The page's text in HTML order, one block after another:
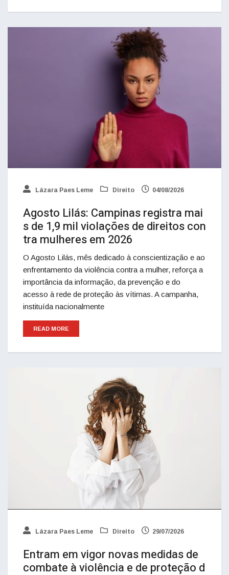
Lázara Paes Leme Direito 04/08/2026
Agosto Lilás: Campinas registra mai
s de 1,9 mil violações de direitos con
tra mulheres em 2026
O Agosto Lilás, mês dedicado à conscientização e ao
enfrentamento da violência contra a mulher, reforça a
importância da informação, da prevenção e do
acesso à rede de proteção às vítimas. A campanha,
instituída nacionalmente
READ MORE
Lázara Paes Leme Direito 29/07/2026
Entram em vigor novas medidas de
combate à violência e de proteção d